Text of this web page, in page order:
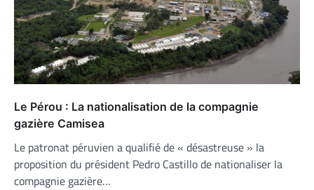
Le Pérou : La nationalisation de la compagnie
gazière Camisea
Le patronat péruvien a qualifié de « désastreuse » la
proposition du président Pedro Castillo de nationaliser la
compagnie gazière…